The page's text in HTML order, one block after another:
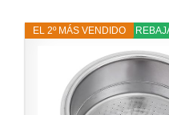
43%
EL 2º MÁS VENDIDO